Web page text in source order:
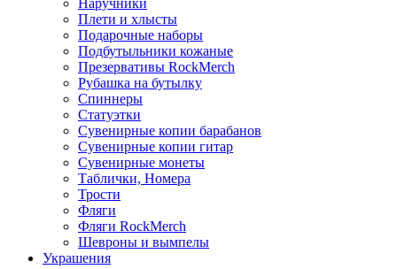
Наручники
Плети и хлысты
Подарочные наборы
Подбутыльники кожаные
Презервативы RockMerch
Рубашка на бутылку
Спиннеры
Статуэтки
Сувенирные копии барабанов
Сувенирные копии гитар
Сувенирные монеты
Таблички, Номера
Трости
Фляги
Фляги RockMerch
Шевроны и вымпелы
Украшения